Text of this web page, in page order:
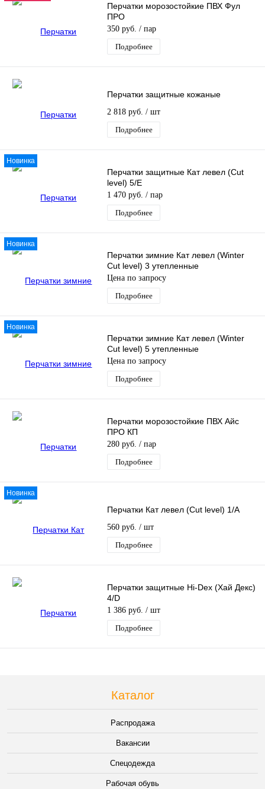
Перчатки морозостойкие ПВХ Фул
ПРО
350 руб. / пар
Подробнее
Перчатки защитные кожаные
2 818 руб. / шт
Подробнее
Новинка
Перчатки защитные Кат левел (Cut
level) 5/E
1 470 руб. / пар
Подробнее
Новинка
Перчатки зимние Кат левел (Winter
Cut level) 3 утепленные
Цена по запросу
Подробнее
Новинка
Перчатки зимние Кат левел (Winter
Cut level) 5 утепленные
Цена по запросу
Подробнее
Перчатки морозостойкие ПВХ Айс
ПРО КП
280 руб. / пар
Подробнее
Новинка
Перчатки Кат левел (Cut level) 1/А
560 руб. / шт
Подробнее
Перчатки защитные Hi-Dex (Хай Декс)
4/D
1 386 руб. / шт
Подробнее
Каталог
Распродажа
Вакансии
Спецодежда
Рабочая обувь